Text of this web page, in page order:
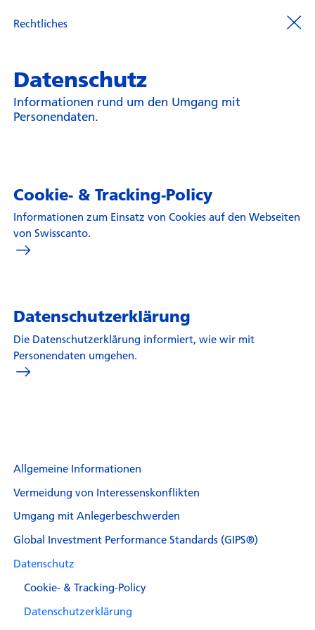
Rechtliches
Datenschutz
Informationen rund um den Umgang mit
Personendaten.
Cookie- & Tracking-Policy
Informationen zum Einsatz von Cookies auf den Webseiten
von Swisscanto.
Datenschutzerklärung
Die Datenschutzerklärung informiert, wie wir mit
Personendaten umgehen.
Allgemeine Informationen
Vermeidung von Interessenskonflikten
Umgang mit Anlegerbeschwerden
Global Investment Performance Standards (GIPS®)
Datenschutz
Cookie- & Tracking-Policy
Datenschutzerklärung